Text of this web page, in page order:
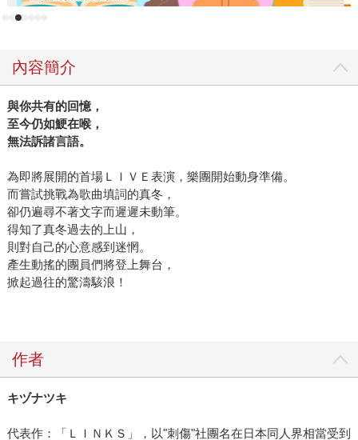
內容簡介
與你共有的回憶，
至今仍如鯁在喉，
無法訴諸言語。
為即將展開的首場ＬＩＶＥ表演，樂團開始動身準備。
而嘗試挑戰為歌曲填詞的真冬，
卻仍遍尋不著文字而遲遲未動筆。
得知了真冬過去的上山，
則對自己的心意感到迷惘。
產生動搖的團員們將登上舞台，
掀起過往的驚濤駭浪！
作者
キヅナツキ
代表作：「ＬＩＮＫＳ」，以"刺傷"社團名在日本同人界相當受到